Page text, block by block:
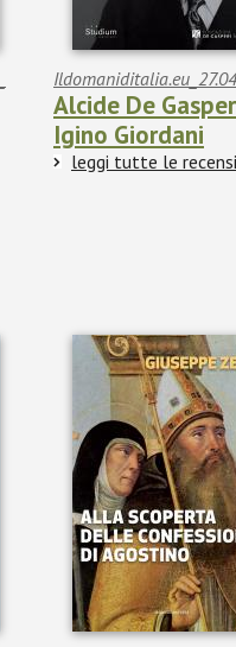
Alcide De
Igino Giordani
leggi tutte le